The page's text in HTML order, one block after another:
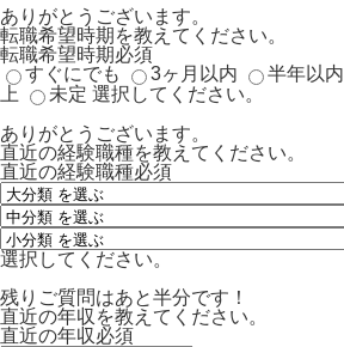
ありがとうございます。
転職希望時期を教えてください。
転職希望時期必須
すぐにでも
3ヶ月以内 半年以内
上
未定 選択してください。
ありがとうございます。
直近の経験職種を教えてください。
直近の経験職種必須
選択してください。
残りご質問はあと半分です！
直近の年収を教えてください。
直近の年収必須